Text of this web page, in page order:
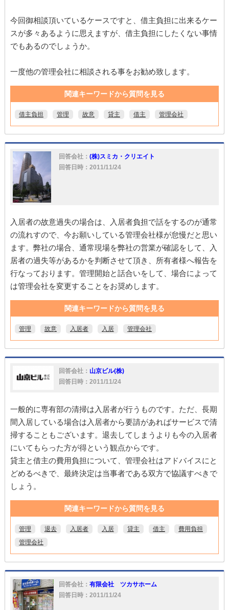
今回御相談頂いているケースですと、借主負担に出来るケー
スが多々あるように思えますが、借主負担にしたくない事情
でもあるのでしょうか。
一度他の管理会社に相談される事をお勧め致します。
関連キーワードから質問を見る
借主負担 管理 故意 貸主 借主 管理会社
回答会社： (株)スミカ・クリエイト
回答日時：2011/11/24
入居者の故意過失の場合は、入居者負担で話をするのが通常
の流れすので、今お願いしている管理会社様が怠慢だと思い
ます。弊社の場合、通常現場を弊社の営業が確認をして、入
居者の過失等があるかを判断させて頂き、所有者様へ報告を
行なっております。管理開始と話合いをして、場合によって
は管理会社を変更することをお奨めします。
関連キーワードから質問を見る
管理 故意 入居者 入居 管理会社
回答会社： 山京ビル(株)
回答日時：2011/11/24
一般的に専有部の清掃は入居者が行うものです。ただ、長期
間入居している場合は入居者から要請があればサービスで清
掃することもございます。退去してしまうよりも今の入居者
にいてもらった方が得という観点からです。
貸主と借主の費用負担について、管理会社はアドバイスにと
どめるべきで、最終決定は当事者である双方で協議すべきで
しょう。
関連キーワードから質問を見る
管理 退去 入居者 入居 貸主 借主
費用負担
管理会社
回答会社： 有限会社 ツカサホーム
回答日時：2011/11/24